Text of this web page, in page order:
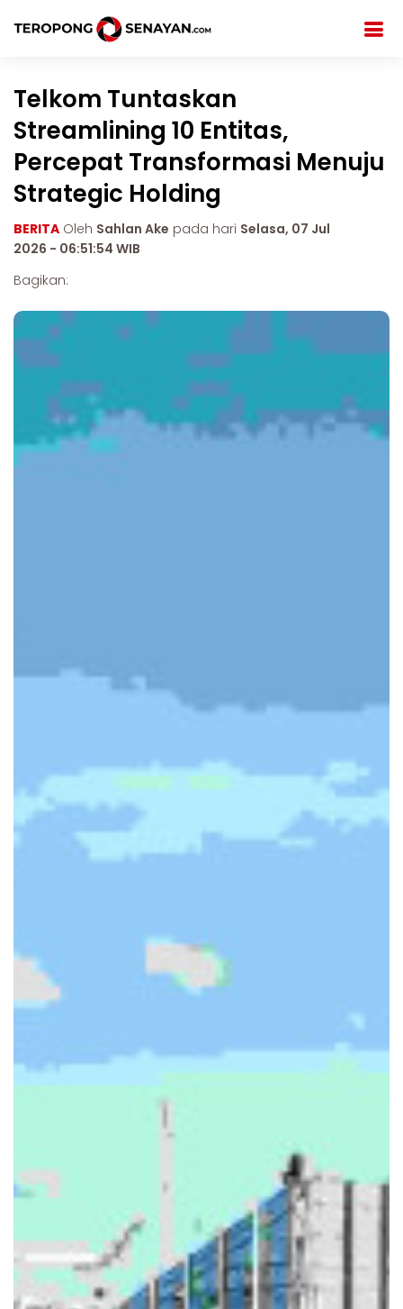
Telkom Tuntaskan
Streamlining 10 Entitas,
Percepat Transformasi Menuju
Strategic Holding
BERITA Oleh Sahlan Ake pada hari Selasa, 07 Jul
2026 - 06:51:54 WIB
Bagikan: